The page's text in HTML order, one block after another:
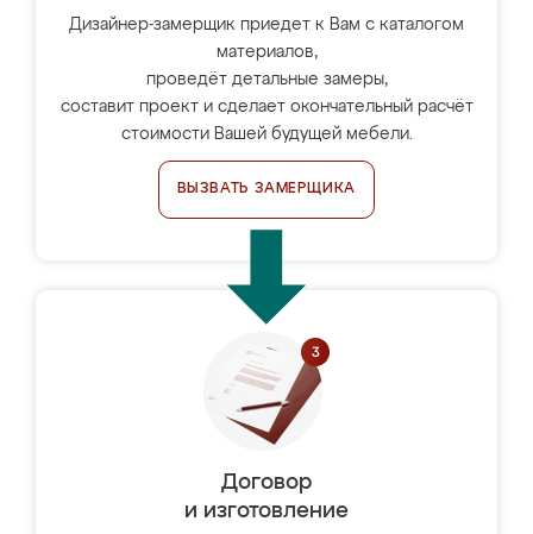
Дизайнер-замерщик приедет к Вам с каталогом
материалов,
проведёт детальные замеры,
составит проект и сделает окончательный расчёт
стоимости Вашей будущей мебели.
ВЫЗВАТЬ ЗАМЕРЩИКА
Договор
и изготовление